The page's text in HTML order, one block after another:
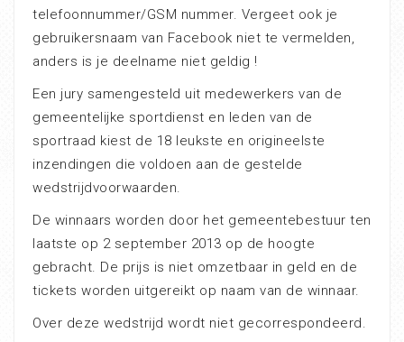
telefoonnummer/GSM nummer. Vergeet ook je
gebruikersnaam van Facebook niet te vermelden,
anders is je deelname niet geldig !
Een jury samengesteld uit medewerkers van de
gemeentelijke sportdienst en leden van de
sportraad kiest de 18 leukste en origineelste
inzendingen die voldoen aan de gestelde
wedstrijdvoorwaarden.
De winnaars worden door het gemeentebestuur ten
laatste op 2 september 2013 op de hoogte
gebracht. De prijs is niet omzetbaar in geld en de
tickets worden uitgereikt op naam van de winnaar.
Over deze wedstrijd wordt niet gecorrespondeerd.